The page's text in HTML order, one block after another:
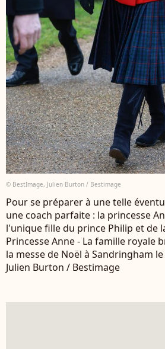
© BestImage, Julien Burton / Bestimage
Pour se préparer à une telle
une coach parfaite : la princesse
l'unique fille du prince Philip et de
Princesse Anne - La famille royale
la messe de Noël à Sandringham
Julien Burton / Bestimage